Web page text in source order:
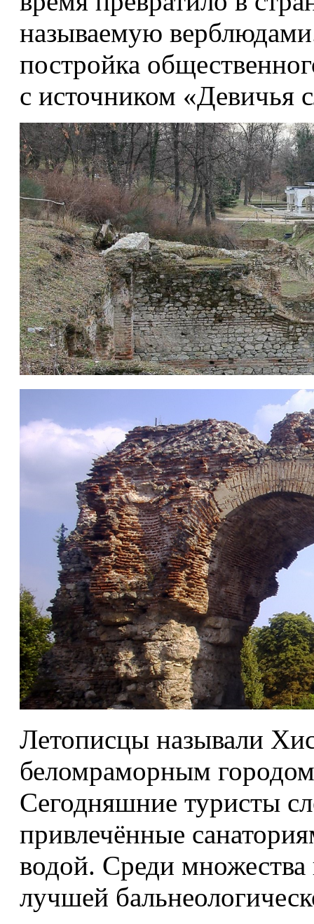
называемую
постройка
с источником «Девичья
Летописцы называли
беломраморным
Сегодняшние туристы
привлечённые
водой. Среди множества
лучшей